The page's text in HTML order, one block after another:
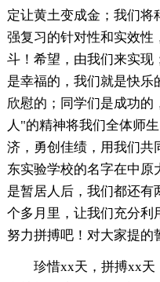
定让黄土变成金；我们将
强复习的针对性和实效性
斗！希望，由我们来实现
是幸福的，我们就是快乐
欣慰的；同学们是成功的
人"的精神将我们全体师
济，勇创佳绩，用我们共
东实验学校的名字在中原
是暂居人后，我们都还
个多月里，让我们充分利
努力拼搏吧！对大家提的
珍惜xx天，拼搏xx天